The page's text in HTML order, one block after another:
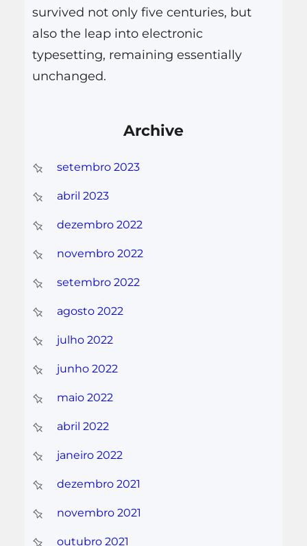
survived not only five centuries, but
also the leap into electronic
typesetting, remaining essentially
unchanged.
Archive
setembro 2023
abril 2023
dezembro 2022
novembro 2022
setembro 2022
agosto 2022
julho 2022
junho 2022
maio 2022
abril 2022
janeiro 2022
dezembro 2021
novembro 2021
outubro 2021